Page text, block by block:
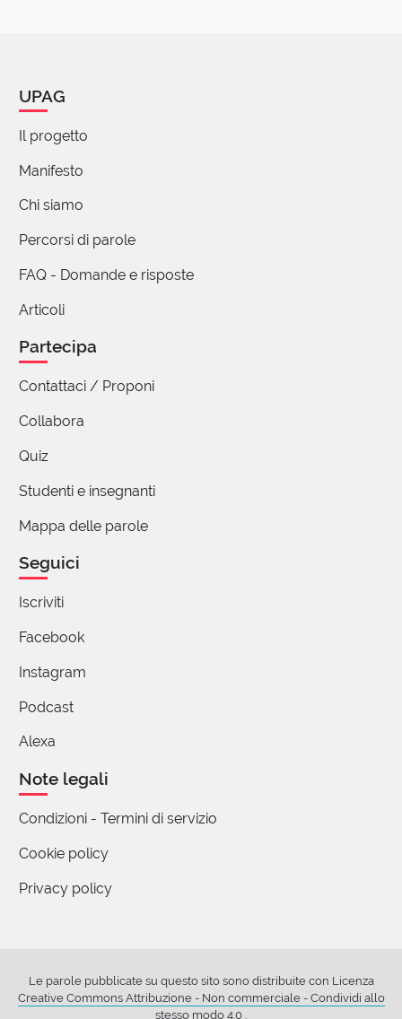
UPAG
Il progetto
Manifesto
Chi siamo
Percorsi di parole
FAQ - Domande e risposte
Articoli
Partecipa
Contattaci / Proponi
Collabora
Quiz
Studenti e insegnanti
Mappa delle parole
Seguici
Iscriviti
Facebook
Instagram
Podcast
Alexa
Note legali
Condizioni - Termini di servizio
Cookie policy
Privacy policy
Le parole pubblicate su questo sito sono distribuite con Licenza
Creative Commons Attribuzione - Non commerciale - Condividi allo
stesso modo 4.0